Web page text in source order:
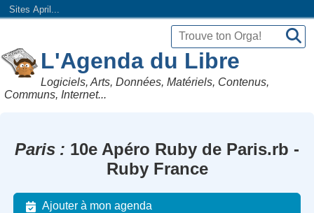
Sites April...
L'Agenda du Libre
Logiciels, Arts, Données, Matériels, Contenus,
Communs, Internet...
Paris
10e Apéro Ruby de Paris.rb -
Ruby France
Ajouter à mon agenda